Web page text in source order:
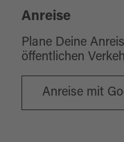
Anreise
Plane Deine
öffentlichen
Anreise mit